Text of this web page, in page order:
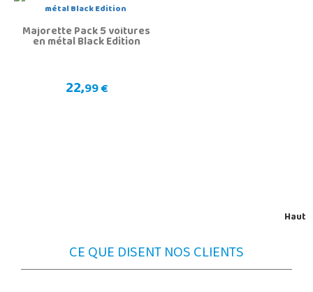
Majorette Pack 5 voitures
en métal Black Edition
22,99 €
Haut
CE QUE DISENT NOS CLIENTS